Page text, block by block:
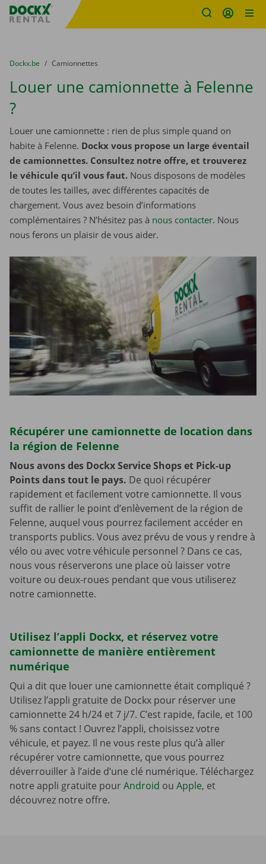
sitename
You are here:
du
Dockx.be to
Camionnettes
Louer une camionnette à Felenne
?
Louer une camionnette : rien de plus simple quand on
habite à Felenne. Dockx vous propose un large éventail
de camionnettes. Consultez notre offre, et trouverez
le véhicule qu’il vous faut. Nous disposons de modèles
de toutes les tailles, avec différentes capacités de
chargement. Vous avez besoin d’informations
complémentaires ? N’hésitez pas à nous contacter. Nous
nous ferons un plaisir de vous aider.
Récupérer une camionnette de location dans
la région de Felenne
Nous avons des Dockx Service Shops et Pick-up
Points dans tout le pays. De quoi récupérer
rapidement et facilement votre camionnette. Il vous
suffit de rallier le point d’enlèvement de la région de
Felenne, auquel vous pourrez facilement accéder en
transports publics. Vous avez prévu de vous y rendre à
vélo ou avec votre véhicule personnel ? Dans ce cas,
nous vous réserverons une place où laisser votre
voiture ou deux-roues pendant que vous utiliserez
notre camionnette.
Utilisez l’appli Dockx, et réservez votre
camionnette de manière entièrement
numérique
Qui a dit que louer une camionnette était compliqué ?
Utilisez l’appli gratuite de Dockx pour réserver une
camionnette 24 h/24 et 7 j/7. C’est rapide, facile, et 100
% sans contact ! Ouvrez l’appli, choisissez votre
véhicule, et payez. Il ne vous reste plus qu’à aller
récupérer votre camionnette, que vous pourrez
déverrouiller à l’aide d’une clé numérique. Téléchargez
notre appli gratuite pourAndroid ou Apple, et
découvrez notre offre.